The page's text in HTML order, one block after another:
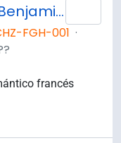
2° Valse pour piano par Benjamin Godard
FGH-001 ·
francés